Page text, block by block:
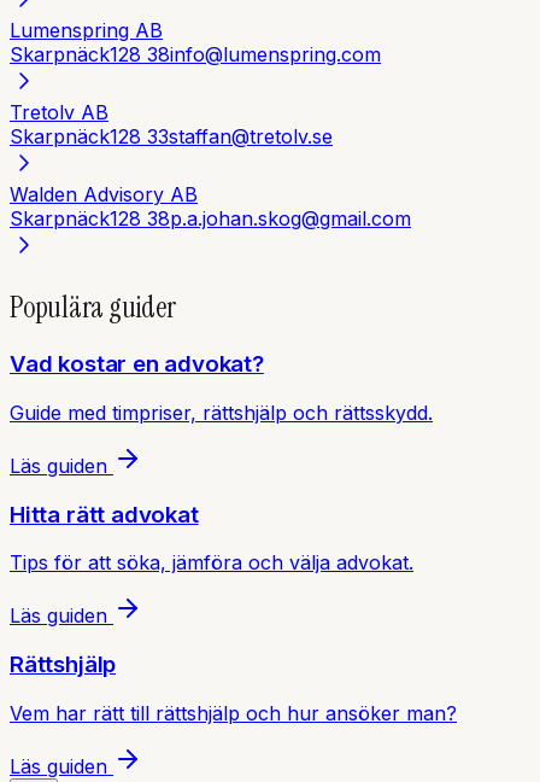
Lumenspring AB
Skarpnäck128 38info@lumenspring.com
Tretolv AB
Skarpnäck128 33staffan@tretolv.se
Walden Advisory AB
Skarpnäck128 38p.a.johan.skog@gmail.com
Populära guider
Vad kostar en advokat?
Guide med timpriser, rättshjälp och rättsskydd.
Läs guiden
Hitta rätt advokat
Tips för att söka, jämföra och välja advokat.
Läs guiden
Rättshjälp
Vem har rätt till rättshjälp och hur ansöker man?
Läs guiden